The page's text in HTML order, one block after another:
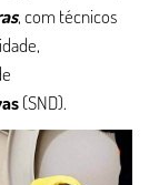
, com técnicos
(SND).